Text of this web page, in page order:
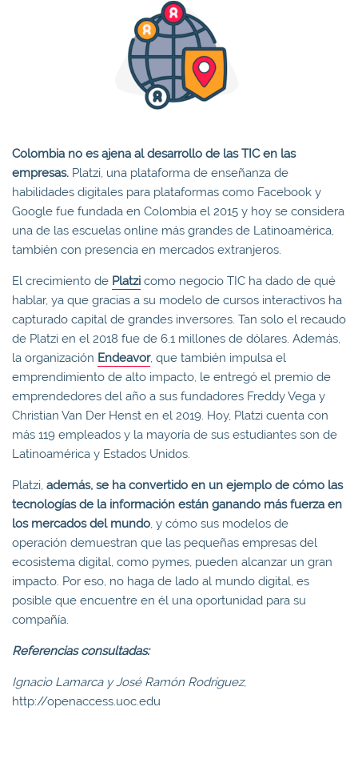
Colombia no es ajena al desarrollo de las TIC en las
empresas. Platzi, una plataforma de enseñanza de
habilidades digitales para plataformas como Facebook y
Google fue fundada en Colombia el 2015 y hoy se considera
una de las escuelas online más grandes de Latinoamérica,
también con presencia en mercados extranjeros.
El crecimiento de Platzi como negocio TIC ha dado de qué
hablar, ya que gracias a su modelo de cursos interactivos ha
capturado capital de grandes inversores. Tan solo el recaudo
de Platzi en el 2018 fue de 6.1 millones de dólares. Además,
la organización Endeavor, que también impulsa el
emprendimiento de alto impacto, le entregó el premio de
emprendedores del año a sus fundadores Freddy Vega y
Christian Van Der Henst en el 2019. Hoy, Platzi cuenta con
más 119 empleados y la mayoría de sus estudiantes son de
Latinoamérica y Estados Unidos.
Platzi, además, se ha convertido en un ejemplo de cómo las
tecnologías de la información están ganando más fuerza en
los mercados del mundo, y cómo sus modelos de
operación demuestran que las pequeñas empresas del
ecosistema digital, como pymes, pueden alcanzar un gran
impacto. Por eso, no haga de lado al mundo digital, es
posible que encuentre en él una oportunidad para su
compañía.
Referencias consultadas:
Ignacio Lamarca y José Ramón Rodríguez,
http://openaccess.uoc.edu